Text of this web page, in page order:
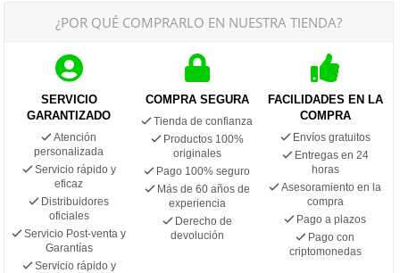
¿POR QUÉ COMPRARLO EN NUESTRA TIENDA?
SERVICIO
GARANTIZADO
Atención
personalizada
Servicio rápido y
eficaz
Distribuidores
oficiales
Servicio Post-venta y
Garantías
Servicio rápido y
COMPRA SEGURA
Tienda de confianza
Productos 100%
originales
Pago 100% seguro
Más de 60 años de
experiencia
Derecho de
devolución
FACILIDADES EN LA
COMPRA
Envíos gratuitos
Entregas en 24
horas
Asesoramiento en la
compra
Pago a plazos
Pago con
criptomonedas